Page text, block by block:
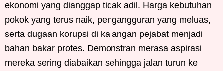
ekonomi yang dianggap tidak adil. Harga kebutuhan
pokok yang terus naik, pengangguran yang meluas,
serta dugaan korupsi di kalangan pejabat menjadi
bahan bakar protes. Demonstran merasa aspirasi
mereka sering diabaikan sehingga jalan turun ke